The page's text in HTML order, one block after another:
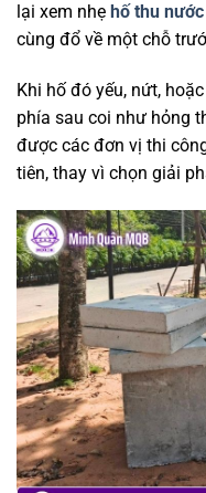
lại xem nhẹ hố thu
cùng đổ về một chỗ
Khi hố đó yếu, nứt,
phía sau coi như hỏng
được các đơn vị thi
tiên, thay vì chọn giải